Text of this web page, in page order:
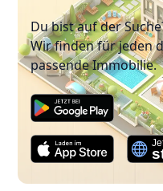
Du bist auf der
Wir finden für jeden
passende Immobilie.